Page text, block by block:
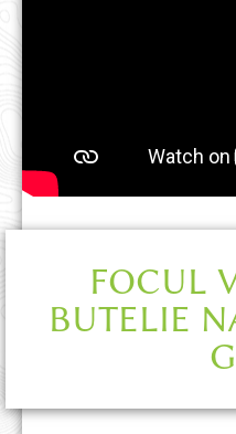
DESPRE ȚINUT
PROIECTE ȘI
POVEȘTI DIN
MAGAZIN
FOCUL
BUTELIE